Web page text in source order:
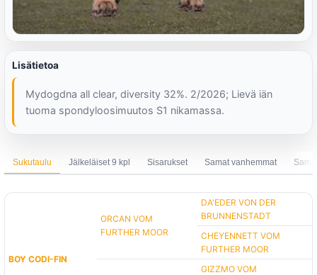
Lisätietoa
Mydogdna all clear, diversity 32%. 2/2026; Lievä iän
tuoma spondyloosimuutos S1 nikamassa.
Sukutaulu Jälkeläiset 9 kpl Sisarukset Samat vanhemmat
BOY CODI-FIN
ORCAN VOM
FURTHER MOOR
DA'EDER VON DER
BRUNNENSTADT
CHEYENNETT VOM
FURTHER MOOR
GIZZMO VOM